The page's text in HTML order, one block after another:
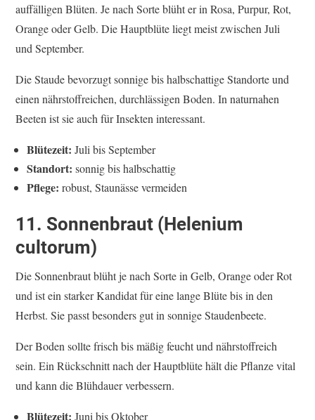
auffälligen Blüten. Je nach Sorte blüht er in Rosa, Purpur, Rot,
Orange oder Gelb. Die Hauptblüte liegt meist zwischen Juli
und September.
Die Staude bevorzugt sonnige bis halbschattige Standorte und
einen nährstoffreichen, durchlässigen Boden. In naturnahen
Beeten ist sie auch für Insekten interessant.
Blütezeit: Juli bis September
Standort: sonnig bis halbschattig
Pflege: robust, Staunässe vermeiden
11. Sonnenbraut (Helenium
cultorum)
Die Sonnenbraut blüht je nach Sorte in Gelb, Orange oder Rot
und ist ein starker Kandidat für eine lange Blüte bis in den
Herbst. Sie passt besonders gut in sonnige Staudenbeete.
Der Boden sollte frisch bis mäßig feucht und nährstoffreich
sein. Ein Rückschnitt nach der Hauptblüte hält die Pflanze vital
und kann die Blühdauer verbessern.
Blütezeit: Juni bis Oktober